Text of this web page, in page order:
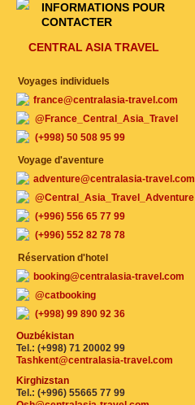
INFORMATIONS POUR
CONTACTER
CENTRAL ASIA TRAVEL
Voyages individuels
france@centralasia-travel.com
@France_Central_Asia_Travel
(+998) 50 508 95 99
Voyage d'aventure
adventure@centralasia-travel.com
@Central_Asia_Travel_Adventure
(+996) 556 65 77 99
(+996) 552 82 78 78
Réservation d'hotel
booking@centralasia-travel.com
@catbooking
(+998) 99 890 92 36
Ouzbékistan
Tel.: (+998) 71 20002 99
Tashkent@centralasia-travel.com
Kirghizstan
Tel.: (+996) 55665 77 99